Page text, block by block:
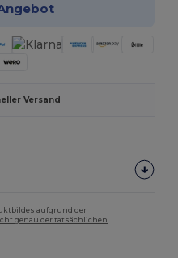
Versand
aufgrund der
genau der tatsächlichen